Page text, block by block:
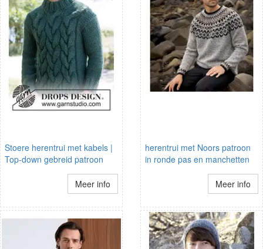
Stoere herentrui met kabels |
Top-down gebreid patroon
Meer info
herentrui met Noors patroon
in ronde pas en manchetten
Meer info